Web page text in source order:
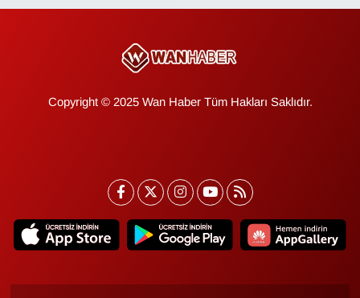
Copyright © 2025 Wan Haber Tüm Hakları Saklıdır.